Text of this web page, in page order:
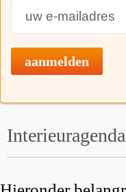
aanmelden
Interieuragenda